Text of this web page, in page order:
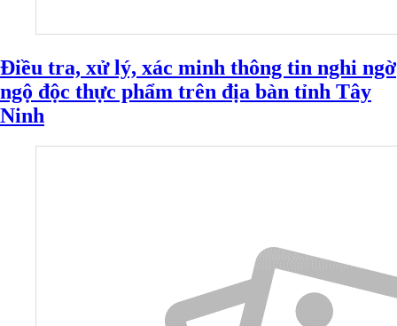
Điều tra, xử lý, xác minh thông tin nghi ngờ
ngộ độc thực phẩm trên địa bàn tỉnh Tây
Ninh